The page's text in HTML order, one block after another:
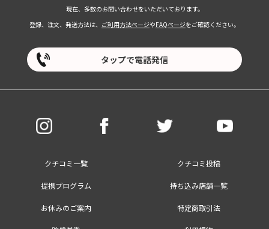
現在、多数のお問い合わせをいただいております。
登録、注文、発送方法は、 ご利用方法ページやFAQページをご確認ください。
タップで電話発信
クチコミ一覧 クチコミ投稿
提携プログラム 持ち込み店舗一覧
お休みのご案内 特定商取引法